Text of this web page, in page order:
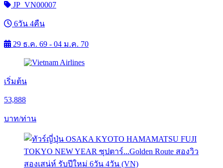
JP_VN00007
6วัน 4คืน
29 ธ.ค. 69 - 04 ม.ค. 70
เริ่มต้น
53,888
บาท/ท่าน